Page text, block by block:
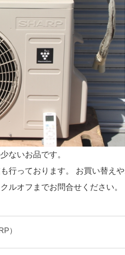
ないお品です。
行っております。 お買い替え
ルオフまでお問合せください。
）